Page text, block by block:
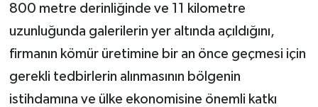
800 metre derinliğinde ve 11 kilometre
uzunluğunda galerilerin yer altında açıldığını,
firmanın kömür üretimine bir an önce geçmesi için
gerekli tedbirlerin alınmasının bölgenin
istihdamına ve ülke ekonomisine önemli katkı